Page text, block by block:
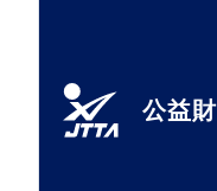
公益